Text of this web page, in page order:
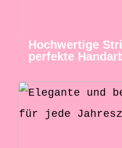
Hochwertige
perfekte